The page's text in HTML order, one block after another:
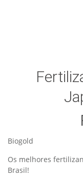
Biogold
Os melhores
Brasil!